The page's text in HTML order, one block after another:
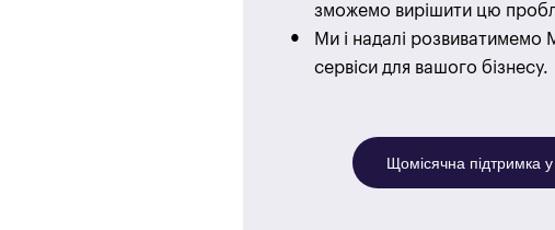
зможемо вирішити цю
Ми і надалі розвиватимемо
сервіси для вашого бізнесу.
Щомісячна підтримка